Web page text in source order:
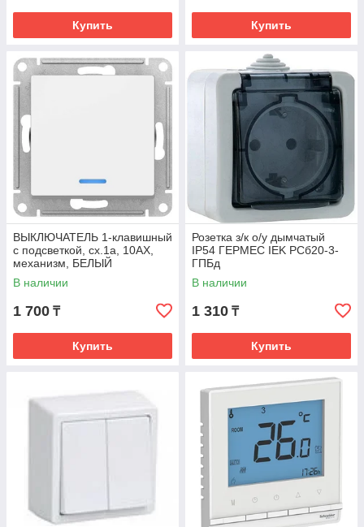
Купить Купить
ВЫКЛЮЧАТЕЛЬ 1-клавишный
с подсветкой, сх.1а, 10АХ,
механизм, БЕЛЫЙ
AtlasDesign
В наличии
1 700 ₸
Купить
Розетка з/к о/у дымчатый
IP54 ГЕРМЕС IEK РСб20-3-
ГПБд
В наличии
1 310 ₸
Купить